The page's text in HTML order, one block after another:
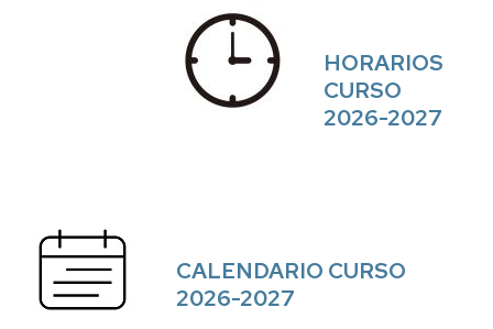
HORARIOS
CURSO
2026-2027
CALENDARIO CURSO
2026-2027